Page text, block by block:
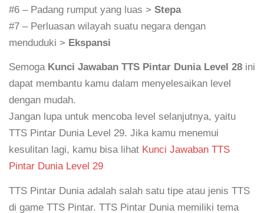
#6 – Padang rumput yang luas > Stepa
#7 – Perluasan wilayah suatu negara dengan
menduduki > Ekspansi
Semoga Kunci Jawaban TTS Pintar Dunia Level 28 ini
dapat membantu kamu dalam menyelesaikan level
dengan mudah.
Jangan lupa untuk mencoba level selanjutnya, yaitu
TTS Pintar Dunia Level 29. Jika kamu menemui
kesulitan lagi, kamu bisa lihat Kunci Jawaban TTS
Pintar Dunia Level 29
TTS Pintar Dunia adalah salah satu tipe atau jenis TTS
di game TTS Pintar. TTS Pintar Dunia memiliki tema